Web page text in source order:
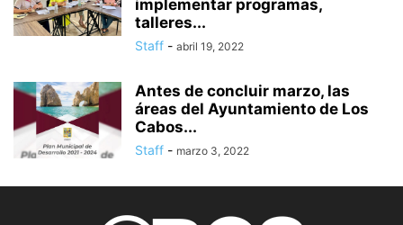
implementar programas,
talleres...
Staff - abril 19, 2022
Antes de concluir marzo, las
áreas del Ayuntamiento de Los
Cabos...
Staff - marzo 3, 2022